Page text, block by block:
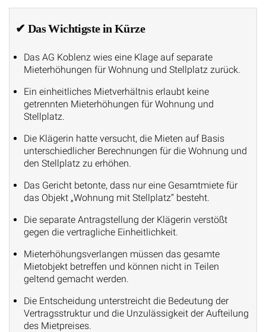
✔ Das Wichtigste in Kürze
Das AG Koblenz wies eine Klage auf separate
Mieterhöhungen für Wohnung und Stellplatz zurück.
Ein einheitliches Mietverhältnis erlaubt keine
getrennten Mieterhöhungen für Wohnung und
Stellplatz.
Die Klägerin hatte versucht, die Mieten auf Basis
unterschiedlicher Berechnungen für die Wohnung und
den Stellplatz zu erhöhen.
Das Gericht betonte, dass nur eine Gesamtmiete für
das Objekt „Wohnung mit Stellplatz“ besteht.
Die separate Antragstellung der Klägerin verstößt
gegen die vertragliche Einheitlichkeit.
Mieterhöhungsverlangen müssen das gesamte
Mietobjekt betreffen und können nicht in Teilen
geltend gemacht werden.
Die Entscheidung unterstreicht die Bedeutung der
Vertragsstruktur und die Unzulässigkeit der Aufteilung
des Mietpreises.